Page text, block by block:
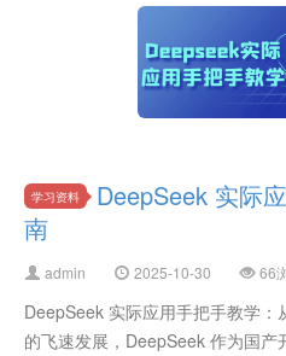
学习资料
DeepSeek 实际
南
admin 2025-10-30 66
DeepSeek 实际应用手把手教学
的飞速发展，DeepSeek 作为国